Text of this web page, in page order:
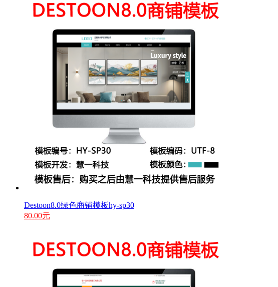
Destoon8.0绿色商铺模板hy-sp30
80.00元